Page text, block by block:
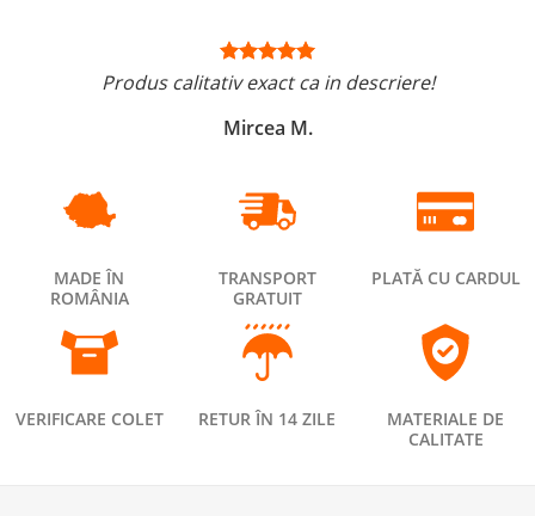
Produs calitativ exact ca in descriere!
Mircea M.
MADE ÎN
ROMÂNIA
TRANSPORT
GRATUIT
PLATĂ CU CARDUL
VERIFICARE COLET RETUR ÎN 14 ZILE
MATERIALE DE
CALITATE